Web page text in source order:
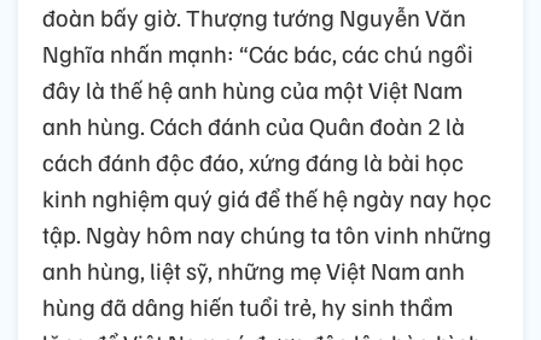
đoàn bấy giờ. Thượng tướng Nguyễn Văn
Nghĩa nhấn mạnh: “Các bác, các chú ngồi
đây là thế hệ anh hùng của một Việt Nam
anh hùng. Cách đánh của Quân đoàn 2 là
cách đánh độc đáo, xứng đáng là bài học
kinh nghiệm quý giá để thế hệ ngày nay học
tập. Ngày hôm nay chúng ta tôn vinh những
anh hùng, liệt sỹ, những mẹ Việt Nam anh
hùng đã dâng hiến tuổi trẻ, hy sinh thầm